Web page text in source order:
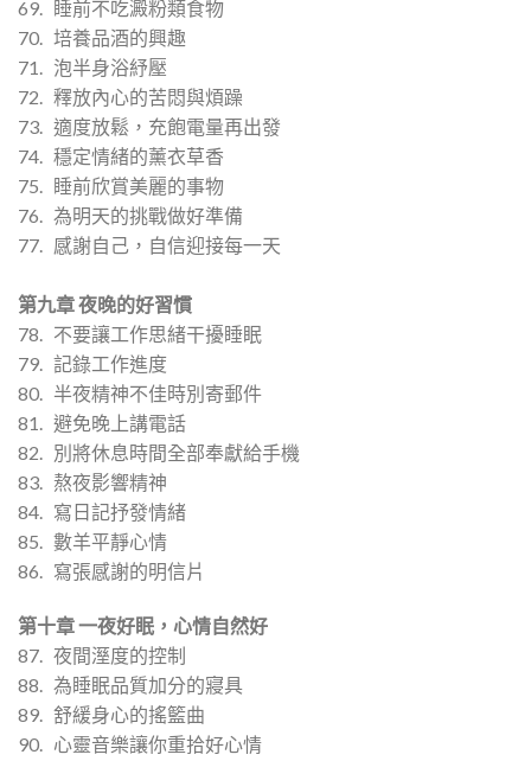
69. 睡前不吃澱粉類食物
70. 培養品酒的興趣
71. 泡半身浴紓壓
72. 釋放內心的苦悶與煩躁
73. 適度放鬆，充飽電量再出發
74. 穩定情緒的薰衣草香
75. 睡前欣賞美麗的事物
76. 為明天的挑戰做好準備
77. 感謝自己，自信迎接每一天
第九章 夜晚的好習慣
78. 不要讓工作思緒干擾睡眠
79. 記錄工作進度
80. 半夜精神不佳時別寄郵件
81. 避免晚上講電話
82. 別將休息時間全部奉獻給手機
83. 熬夜影響精神
84. 寫日記抒發情緒
85. 數羊平靜心情
86. 寫張感謝的明信片
第十章 一夜好眠，心情自然好
87. 夜間溼度的控制
88. 為睡眠品質加分的寢具
89. 舒緩身心的搖籃曲
90. 心靈音樂讓你重拾好心情